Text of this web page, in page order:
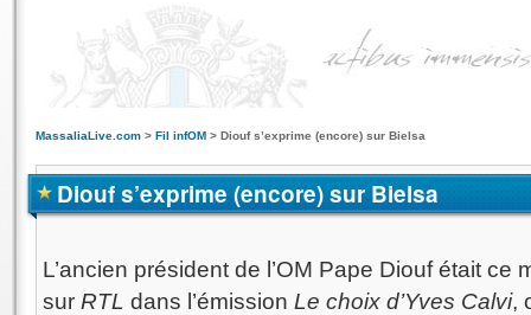
Suivez-nous sur Facebook
Suivez-nous sur Twitter
Abonnez-
MassaliaLive.com > Fil infOM > Diouf s’exprime (encore) sur Bielsa
Diouf s’exprime (encore) sur Bielsa
L’ancien président de l’OM Pape Diouf était ce
sur RTL dans l’émission Le choix d’Yves Calvi,